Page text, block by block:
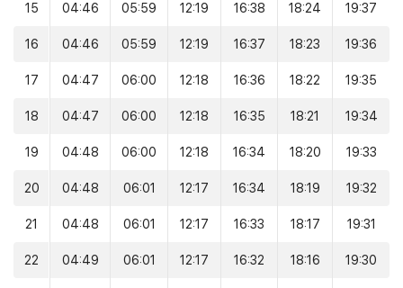
15 04:46 05:59 12:19 16:38 18:24 19:37
16 04:46 05:59 12:19 16:37 18:23 19:36
17 04:47 06:00 12:18 16:36 18:22 19:35
18 04:47 06:00 12:18 16:35 18:21 19:34
19 04:48 06:00 12:18 16:34 18:20 19:33
20 04:48 06:01 12:17 16:34 18:19 19:32
21 04:48 06:01 12:17 16:33 18:17 19:31
22 04:49 06:01 12:17 16:32 18:16 19:30